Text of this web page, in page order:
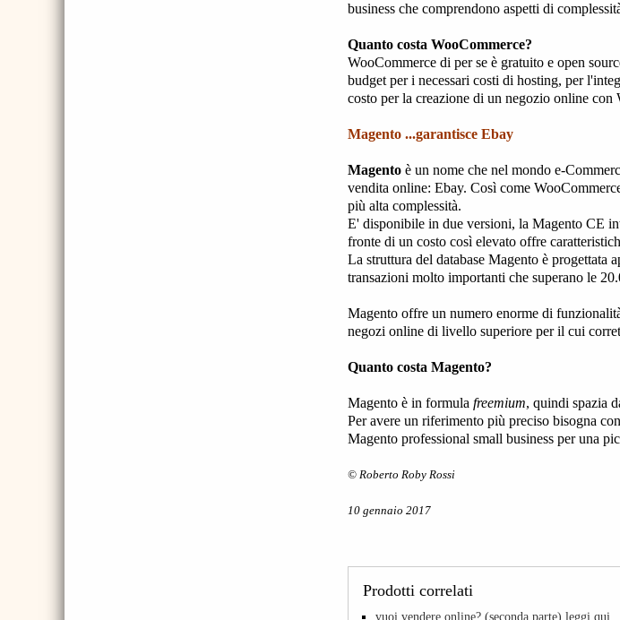
business che comprendono aspetti di
Quanto costa WooCommerce?
WooCommerce di per se è gratuito e open
budget per i necessari costi di hosting, per
costo per la creazione di un negozio online
Magento ...garantisce Ebay
Magento è un nome che nel mondo e-
vendita online: Ebay. Così come
più alta complessità.
E' disponibile in due versioni, la Magento CE
fronte di un costo così elevato offre
La struttura del database Magento è progettata
transazioni molto importanti che superano le
Magento offre un numero enorme di
negozi online di livello superiore per il cui
Quanto costa Magento?
Magento è in formula freemium, quindi spazia
Per avere un riferimento più preciso bisogna
Magento professional small business per una
© Roberto Roby Rossi
10 gennaio 2017
Prodotti correlati
vuoi vendere online? (seconda parte) leggi qui